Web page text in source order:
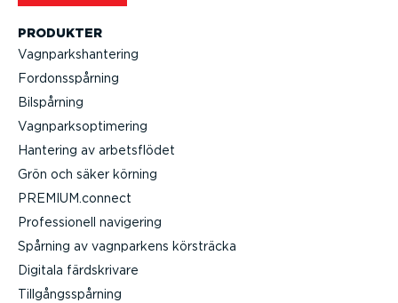
PRODUKTER
Vagnparks­han­tering
Fordons­spårning
Bilspårning
Vagnparksop­ti­mering
Hantering av arbets­flödet
Grön och säker körning
PREMIUM.connect
Profes­sionell navigering
Spårning av vagnparkens körsträcka
Digitala färdskrivare
Tillgångs­spårning